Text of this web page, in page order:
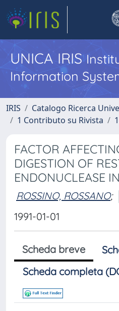
UNICA IRIS
Information
IRIS
Catalogo Ricerca
1 Contributo su Rivista
FACTOR
DIGESTION OF
ENDONUCLEASE
ROSSINO, ROSSANO;
1991-01-01
Scheda breve
Scheda completa